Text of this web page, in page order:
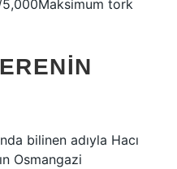
tork
bilinen adıyla Hacı
Osmangazi